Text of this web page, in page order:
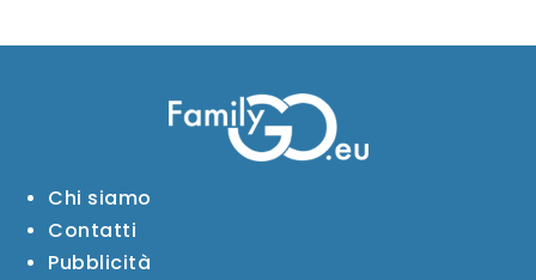
Chi siamo
Contatti
Pubblicità